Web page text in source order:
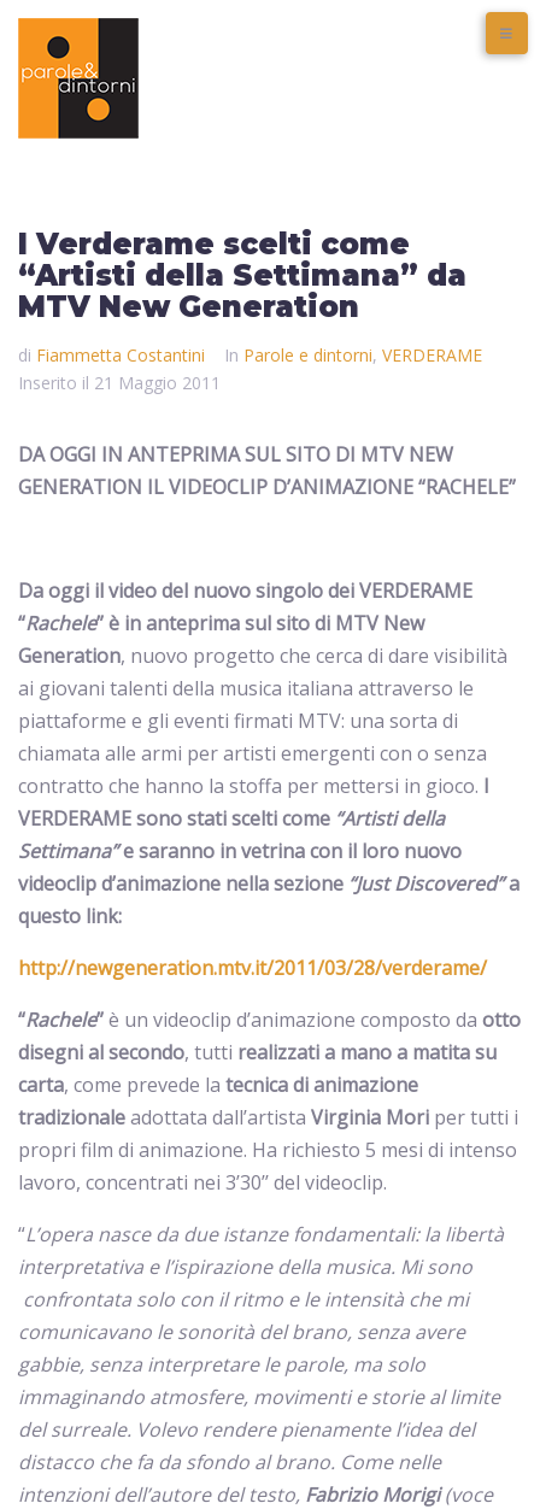
I Verderame scelti come
“Artisti della Settimana” da
MTV New Generation
di Fiammetta Costantini In Parole e dintorni, VERDERAME
Inserito il 21 Maggio 2011
DA OGGI IN ANTEPRIMA SUL SITO DI MTV NEW
GENERATION IL VIDEOCLIP D’ANIMAZIONE “RACHELE”
Da oggi il video del nuovo singolo dei VERDERAME
“Rachele” è in anteprima sul sito di MTV New
Generation, nuovo progetto che cerca di dare visibilità
ai giovani talenti della musica italiana attraverso le
piattaforme e gli eventi firmati MTV: una sorta di
chiamata alle armi per artisti emergenti con o senza
contratto che hanno la stoffa per mettersi in gioco. I
VERDERAME sono stati scelti come “Artisti della
Settimana”e saranno in vetrina con il loro nuovo
videoclip d’animazione nella sezione “Just Discovered”a
questo link:
http://newgeneration.mtv.it/2011/03/28/verderame/
“Rachele”è un videoclip d’animazione composto da otto
disegni al secondo, tutti realizzati a mano a matita su
carta, come prevede la tecnica di animazione
tradizionaleadottata dall’artista Virginia Mori per tutti i
propri film di animazione. Ha richiesto 5 mesi di intenso
lavoro, concentrati nei 3’30’’ del videoclip.
“L’opera nasce da due istanze fondamentali: la libertà
interpretativa e l’ispirazione della musica. Mi sono
confrontata solo con il ritmo e le intensità che mi
comunicavano le sonorità del brano, senza avere
gabbie, senza interpretare le parole, ma solo
immaginando atmosfere, movimenti e storie al limite
del surreale. Volevo rendere pienamente l’idea del
distacco che fa da sfondo al brano. Come nelle
intenzioni dell’autore del testo, Fabrizio Morigi(voce